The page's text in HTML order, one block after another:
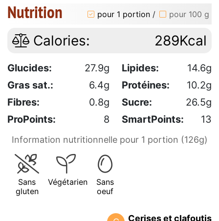
Nutrition pour 1 portion / pour 100 g
Calories: 289Kcal
Glucides: 27.9g Lipides:
14.6g
Gras sat.:
6.4g Protéines:
10.2g
Fibres:
0.8g Sucre:
26.5g
ProPoints:
8 SmartPoints: 13
Information nutritionnelle pour 1 portion (126g)
Sans
gluten
Végétarien
Sans
oeuf
Cerises et clafoutis